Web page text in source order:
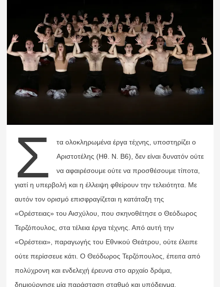
Σ
τα ολοκληρωμένα έργα τέχνης, υποστηρίζει ο
Αριστοτέλης (Ηθ. Ν. Β6), δεν είναι δυνατόν ούτε
να αφαιρέσουμε ούτε να προσθέσουμε τίποτα,
γιατί η υπερβολή και η έλλειψη φθείρουν την τελειότητα. Με
αυτόν τον ορισμό επισφραγίζεται η κατάταξη της
«Ορέστειας» του Αισχύλου, που σκηνοθέτησε ο Θεόδωρος
Τερζόπουλος, στα τέλεια έργα τέχνης. Από αυτή την
«Ορέστεια», παραγωγής του Εθνικού Θεάτρου, ούτε έλειπε
ούτε περίσσευε κάτι. Ο Θεόδωρος Τερζόπουλος, έπειτα από
πολύχρονη και ενδελεχή έρευνα στο αρχαίο δράμα,
δημιούργησε μία παράσταση σταθμό και υπόδειγμα.